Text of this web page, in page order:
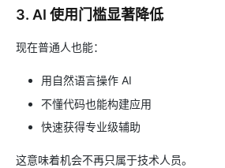
3. AI 使用门槛显著降低
现在普通人也能：
用自然语言操作 AI
不懂代码也能构建应用
快速获得专业级辅助
这意味着机会不再只属于技术人员。